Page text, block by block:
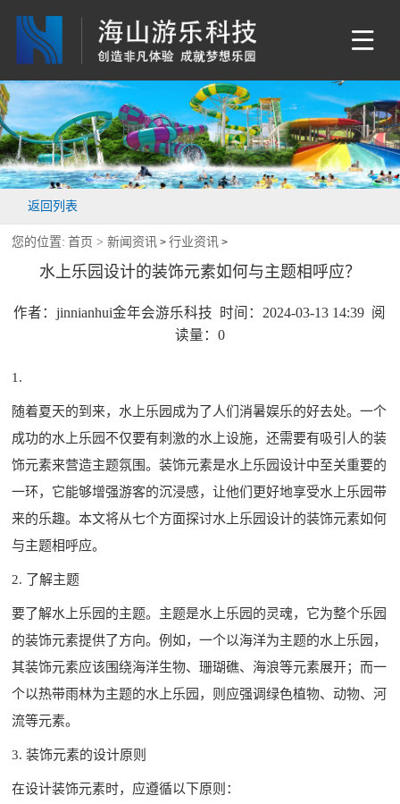
返回列表
您的位置: 首页 >新闻资讯 >行业资讯 >
水上乐园设计的装饰元素如何与主题相呼应？
作者：jinnianhui金年会游乐科技 时间：2024-03-13 14:39 阅
读量： 0
1.
随着夏天的到来，水上乐园成为了人们消暑娱乐的好去处。一个
成功的水上乐园不仅要有刺激的水上设施，还需要有吸引人的装
饰元素来营造主题氛围。装饰元素是水上乐园设计中至关重要的
一环，它能够增强游客的沉浸感，让他们更好地享受水上乐园带
来的乐趣。本文将从七个方面探讨水上乐园设计的装饰元素如何
与主题相呼应。
2. 了解主题
要了解水上乐园的主题。主题是水上乐园的灵魂，它为整个乐园
的装饰元素提供了方向。例如，一个以海洋为主题的水上乐园，
其装饰元素应该围绕海洋生物、珊瑚礁、海浪等元素展开；而一
个以热带雨林为主题的水上乐园，则应强调绿色植物、动物、河
流等元素。
3. 装饰元素的设计原则
在设计装饰元素时，应遵循以下原则：